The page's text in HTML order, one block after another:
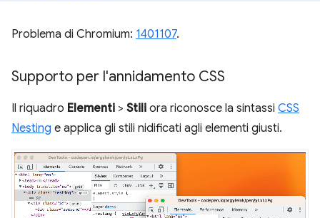
Problema di Chromium: 1401107.
Supporto per l'annidamento CSS
Il riquadro Elementi > Stili ora riconosce la sintassi CSS
Nesting e applica gli stili nidificati agli elementi giusti.